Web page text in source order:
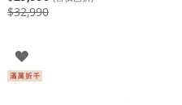
$32,990
登
入